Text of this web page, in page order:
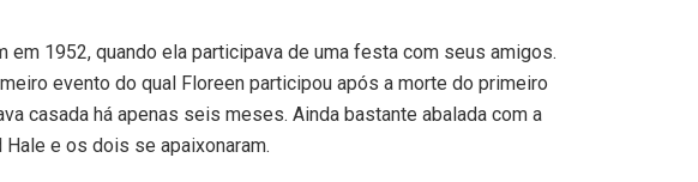
em 1952, quando ela participava de uma festa com seus amigos.
evento do qual Floreen participou após a morte do primeiro
casada há apenas seis meses. Ainda bastante abalada com a
Hale e os dois se apaixonaram.